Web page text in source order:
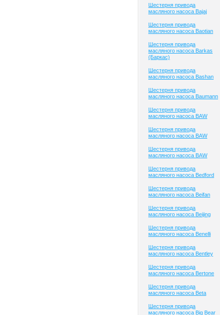
Шестерня привода
масляного насоса Bajaj
Шестерня привода
масляного насоса Baotian
Шестерня привода
масляного насоса Barkas
(Баркас)
Шестерня привода
масляного насоса Bashan
Шестерня привода
масляного насоса Baumann
Шестерня привода
масляного насоса BAW
Шестерня привода
масляного насоса BAW
Шестерня привода
масляного насоса BAW
Шестерня привода
масляного насоса Bedford
Шестерня привода
масляного насоса Beifan
Шестерня привода
масляного насоса Beijing
Шестерня привода
масляного насоса Benelli
Шестерня привода
масляного насоса Bentley
Шестерня привода
масляного насоса Bertone
Шестерня привода
масляного насоса Beta
Шестерня привода
масляного насоса Big Bear